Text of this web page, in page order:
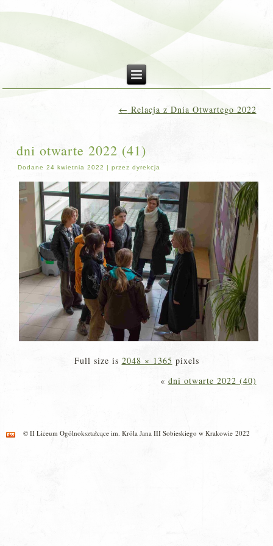
← Relacja z Dnia Otwartego 2022
dni otwarte 2022 (41)
Dodane 24 kwietnia 2022 |przez dyrekcja
Full size is 2048 × 1365 pixels
« dni otwarte 2022 (40)
© II Liceum Ogólnokształcące im. Króla Jana III Sobieskiego w Krakowie 2022